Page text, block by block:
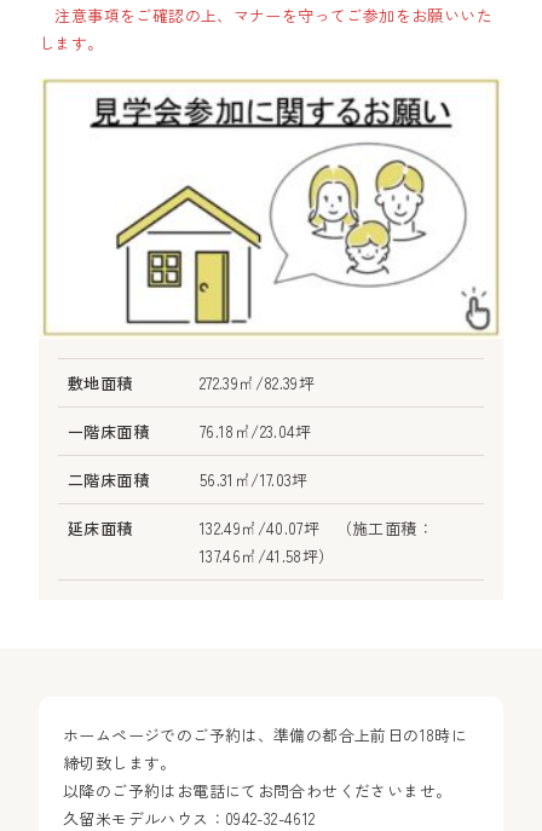
注意事項をご確認の上、マナーを守ってご参加をお願いいた
します。
敷地面積 272.39㎡/82.39坪
一階床面積 76.18㎡/23.04坪
二階床面積 56.31㎡/17.03坪
延床面積
132.49㎡/40.07坪 （施工面積：
137.46㎡/41.58坪）
ホームページでのご予約は、準備の都合上前日の18時に
締切致します。
以降のご予約はお電話にてお問合わせくださいませ。
久留米モデルハウス：0942-32-4612